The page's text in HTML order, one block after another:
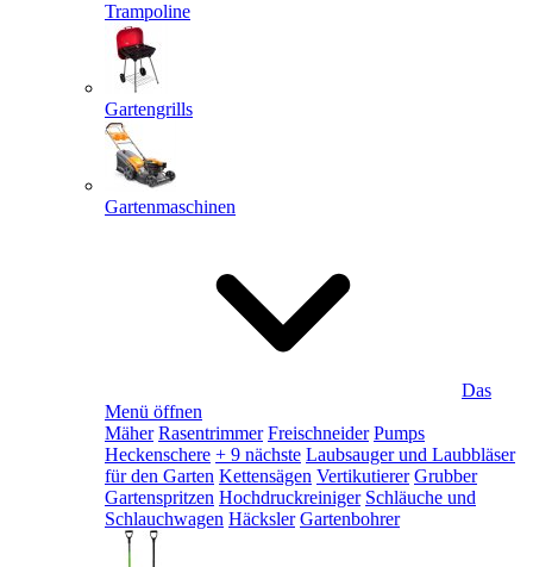
Trampoline
Gartengrills
Gartenmaschinen
Das
Menü öffnen
Mäher Rasentrimmer Freischneider Pumps
Heckenschere + 9 nächste Laubsauger und Laubbläser
für den Garten Kettensägen Vertikutierer Grubber
Gartenspritzen Hochdruckreiniger Schläuche und
Schlauchwagen Häcksler Gartenbohrer